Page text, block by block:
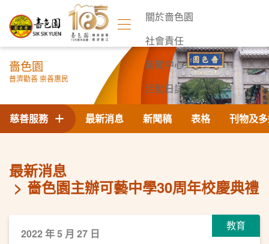
關於嗇色園
社會責任
新聞中心
活動日誌
聯絡我們
嗇色園
普濟勸善 崇善惠民
最新消息 新聞稿 表格 刊物及
慈善服務
最新消息
嗇色園主辦可藝中學30周年校慶典禮
教育
2022 年 5 月 27 日